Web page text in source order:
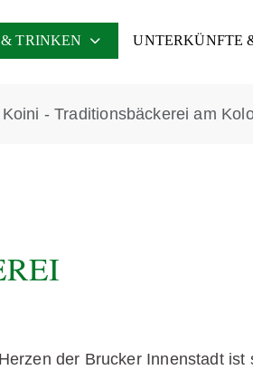
& TRINKEN UNTERKÜNFTE
- Traditionsbäckerei am
der Brucker Innenstadt ist